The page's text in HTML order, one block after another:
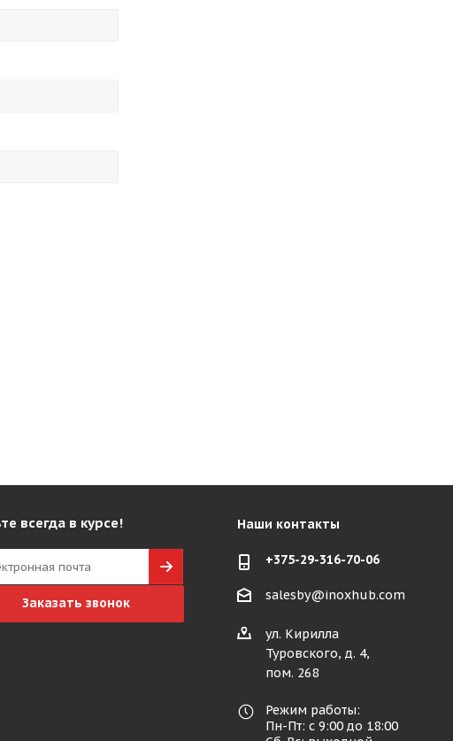
всегда в курсе!
Заказать звонок
Наши контакты
+375-29-316-70-06
salesby@inoxhub.com
ул. Кирилла
Туровского, д. 4,
пом. 268
Режим работы:
Пн-Пт: с 9:00 до 18:00